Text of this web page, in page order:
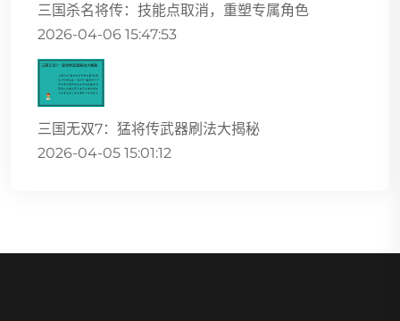
三国杀名将传：技能点取消，重塑专属角色
2026-04-06 15:47:53
三国无双7：猛将传武器刷法大揭秘
2026-04-05 15:01:12